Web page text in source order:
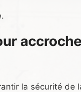
la sécurité de